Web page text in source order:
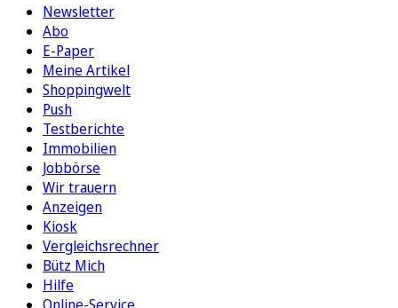
Newsletter
Abo
E-Paper
Meine Artikel
Shoppingwelt
Push
Testberichte
Immobilien
Jobbörse
Wir trauern
Anzeigen
Kiosk
Vergleichsrechner
Bütz Mich
Hilfe